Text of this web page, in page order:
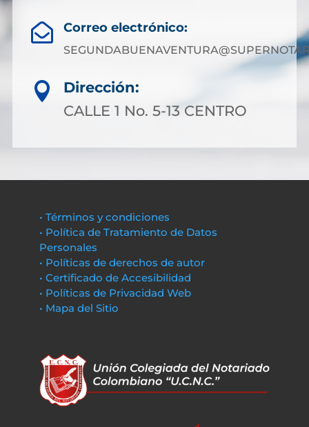
 Correo electrónico:

Dirección:
CALLE 1 No. 5-13 CENTRO
• Términos y condiciones
• Política de Tratamiento de Datos
Personales
• Políticas de derechos de autor
• Certificado de Accesibilidad
• Políticas de Privacidad Web
• Mapa del Sitio